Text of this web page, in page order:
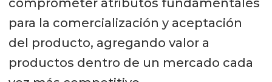
comprometer atributos fundamentales
para la comercialización y aceptación
del producto, agregando valor a
productos dentro de un mercado cada